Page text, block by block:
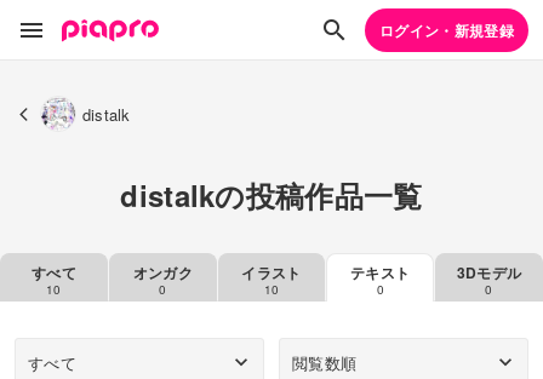
ログイン・新規登録
distalk
distalkの投稿作品一覧
すべて
10
オンガク
0
イラスト
10
テキスト
0
3Dモデル
0
すべて 閲覧数順